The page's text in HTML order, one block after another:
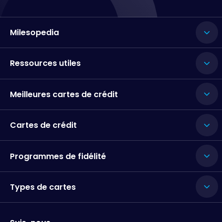
Milesopedia
Ressources utiles
Meilleures cartes de crédit
Cartes de crédit
Programmes de fidélité
Types de cartes